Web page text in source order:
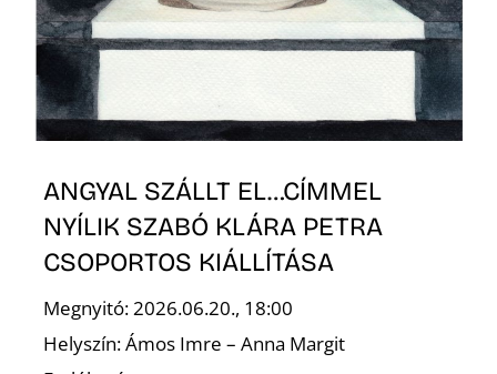
ANGYAL SZÁLLT EL…CÍMMEL
NYÍLIK SZABÓ KLÁRA PETRA
CSOPORTOS KIÁLLÍTÁSA
Megnyitó: 2026.06.20., 18:00
Helyszín: Ámos Imre – Anna Margit